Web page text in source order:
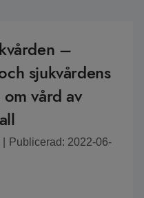
–
sjukvårdens
vård av
Publicerad: 2022-06-